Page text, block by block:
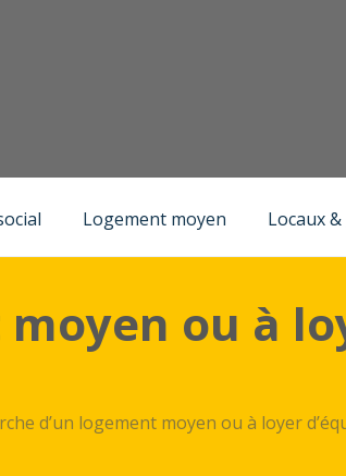
Logement moyen Locaux
ou à
d’un logement moyen ou à loyer